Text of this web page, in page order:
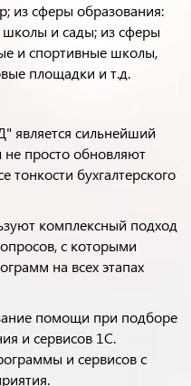
из сферы образования:
и сады; из сферы
и спортивные школы,
площадки и т.д.
является сильнейший
не просто обновляют
бухгалтерского
комплексный подход
с которыми
на всех этапах
помощи при подборе
и сервисов 1С.
и сервисов с